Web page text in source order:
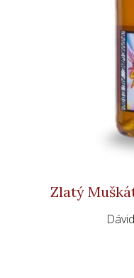
Zlatý